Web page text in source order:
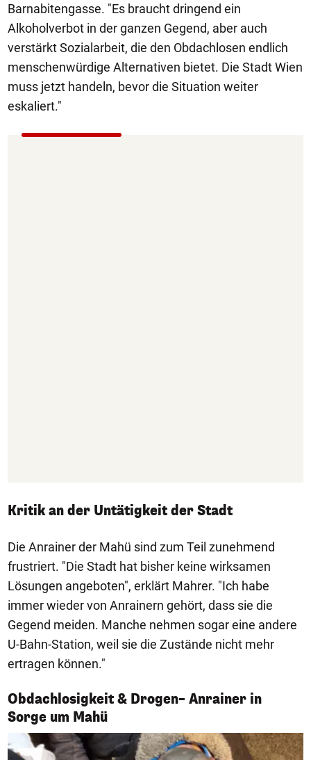
Barnabitengasse. "Es braucht dringend ein
Alkoholverbot in der ganzen Gegend, aber auch
verstärkt Sozialarbeit, die den Obdachlosen endlich
menschenwürdige Alternativen bietet. Die Stadt Wien
muss jetzt handeln, bevor die Situation weiter
eskaliert."
Kritik an der Untätigkeit der Stadt
Die Anrainer der Mahü sind zum Teil zunehmend
frustriert. "Die Stadt hat bisher keine wirksamen
Lösungen angeboten", erklärt Mahrer. "Ich habe
immer wieder von Anrainern gehört, dass sie die
Gegend meiden. Manche nehmen sogar eine andere
U-Bahn-Station, weil sie die Zustände nicht mehr
ertragen können."
Obdachlosigkeit & Drogen– Anrainer in
Sorge um Mahü
1/8